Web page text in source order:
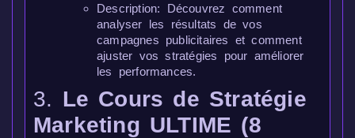
Description: Découvrez comment
analyser les résultats de vos
campagnes publicitaires et comment
ajuster vos stratégies pour améliorer
les performances.
3. Le Cours de Stratégie
Marketing ULTIME (8